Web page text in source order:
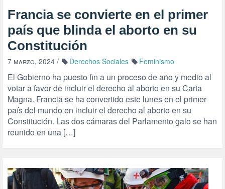
Francia se convierte en el primer
país que blinda el aborto en su
Constitución
7 marzo, 2024 / Derechos Sociales Feminismo
El Gobierno ha puesto fin a un proceso de año y medio al
votar a favor de incluir el derecho al aborto en su Carta
Magna. Francia se ha convertido este lunes en el primer
país del mundo en incluir el derecho al aborto en su
Constitución. Las dos cámaras del Parlamento galo se han
reunido en una […]